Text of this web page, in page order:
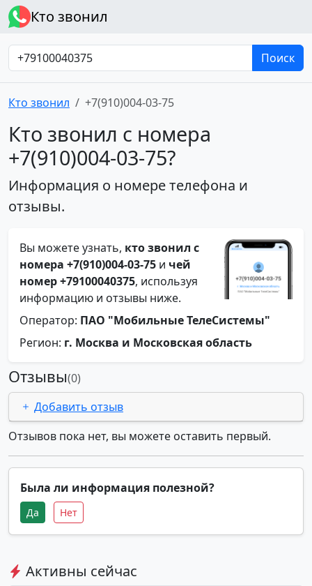
Кто звонил
Поиск
Кто звонил +7(910)004-03-75
Кто звонил с номера
+7(910)004-03-75?
Информация о номере телефона и
отзывы.
Вы можете узнать, кто звонил с
номера +7(910)004-03-75 и чей
номер +79100040375, используя
информацию и отзывы ниже.
Оператор: ПАО "Мобильные ТелеСистемы"
Регион: г. Москва и Московская область
Отзывы(0)
Добавить отзыв
Отзывов пока нет, вы можете оставить первый.
Была ли информация полезной?
Да Нет
Активны сейчас